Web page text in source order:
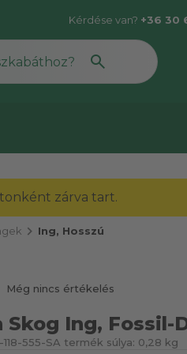
Kérdése van? +36 30
zárva tart.
chevron_right Ing, Hosszú
Még nincs értékelés
Skog Ing, Fossil-
555-SA termék súlya: 0,28 kg